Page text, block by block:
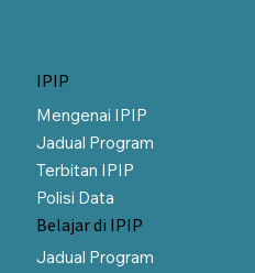
IPIP
Mengenai IPIP
Jadual Program
Terbitan IPIP
Polisi Data
Belajar di IPIP
Jadual Program